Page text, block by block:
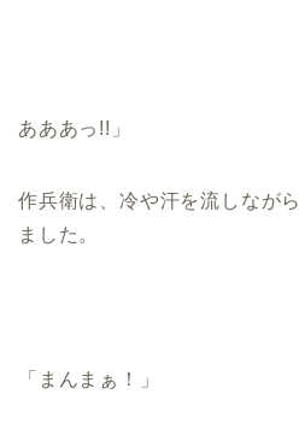
あああっ!!」
作兵衛は、冷や汗を流しなが
ました。
「まんまぁ！」